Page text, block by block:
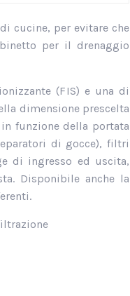
cucine, per evitare che
per il drenaggio
(FIS) e una di
dimensione prescelta
funzione della portata
di gocce), filtri
di ingresso ed uscita,
Disponibile anche la